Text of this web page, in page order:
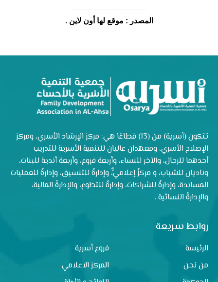
_________________
المصدر : موقع لها أون لاين .
تتكون (أسرية) من (13) قطاعًا هي: مركز الإرشاد الأسري، ومركز
الإصلاح الأسري، ومعهدان عاليان للتنمية الأسرية للتدريب
أحدهما للرجال، والآخر للنساء، وأربعة فروع، وأربعة أندية للبنات،
وناديان للشباب، و مركزٌ إعلاميٌّ، وإدارةٌ للتنسيق، وإدارةٌ للعمليات
المساندة، وإدارةٌ للشراكات، وإدارةٌ للتطوع، والإدارةُ المالية،
والإدارةُ النسائية .
روابط سريعة
الرئيسة
فروع أسرية
من نحن
المركز الاعلامي